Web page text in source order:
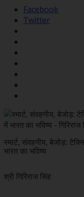
Facebook
Twitter
स्मार्ट, संवहनीय, बेजोड़:
भारत का भविष्य
श्री गिरिराज सिंह